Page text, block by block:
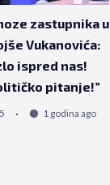
zastupnika u
Vukanovića:
ispred nas!
pitanje!”
1 godina ago